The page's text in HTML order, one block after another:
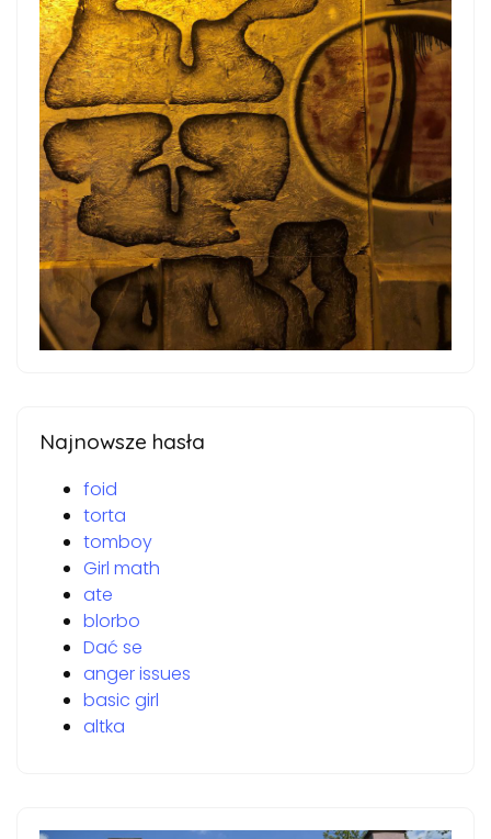
Najnowsze hasła
foid
torta
tomboy
Girl math
ate
blorbo
Dać se
anger issues
basic girl
altka